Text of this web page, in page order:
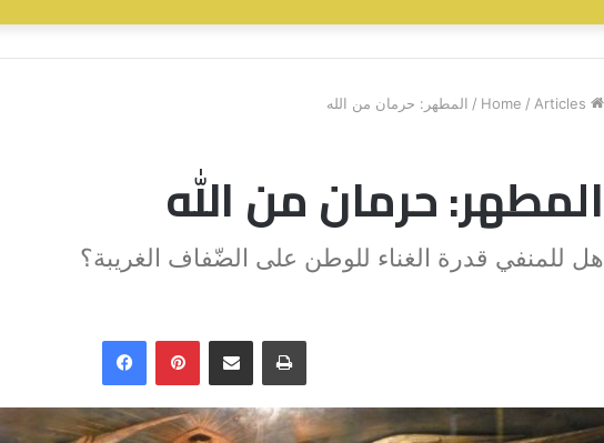
/ Articles
/ المطهر: حرمان من الله
المطهر: حرمان من الله
هل للمنفي قدرة الغناء للوطن على الضّفاف الغريبة؟
FacebookPinterestShare via Email Print